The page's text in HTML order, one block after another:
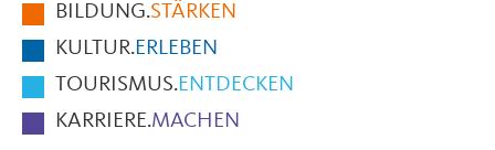
SeiteBILDUNG.STÄRKEN
KULTUR.ERLEBEN
TOURISMUS.ENTDECKEN
KARRIERE.MACHEN